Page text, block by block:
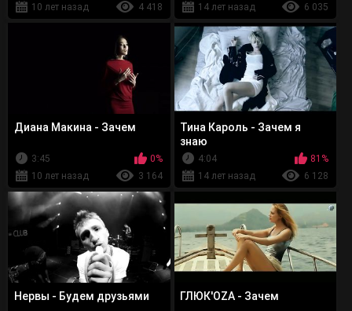
10 лет назад
4 418
14 лет назад
6 035
Диана Макина - Зачем
3:45
0%
10 лет назад
3 164
Тина Кароль - Зачем я
знаю
4:04
81%
14 лет назад
6 128
Нервы - Будем друзьями ГЛЮК'OZA - Зачем